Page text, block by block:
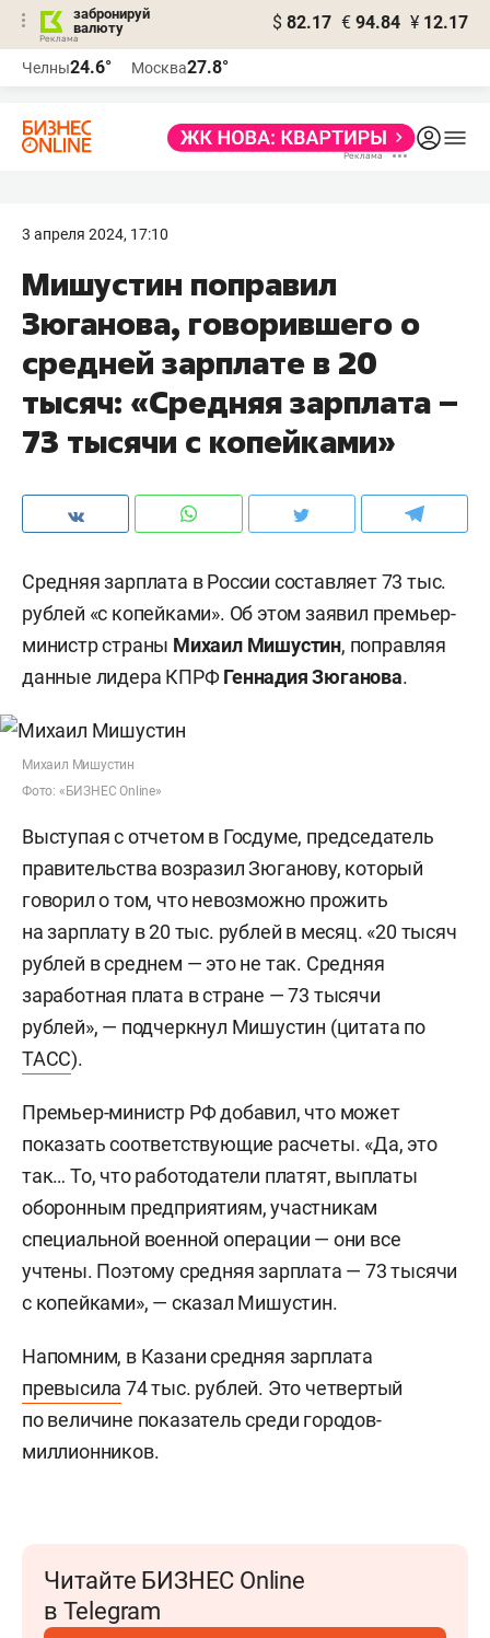
забронируй
валюту
$ 82.17 € 94.84 ¥ 12.17
Челны24.6° Москва27.8°
3 апреля 2024, 17:10
Мишустин поправил
Зюганова, говорившего о
средней зарплате в 20
тысяч: «Средняя зарплата –
73 тысячи с копейками»
Средняя зарплата в России составляет 73 тыс.
рублей «с копейками». Об этом заявил премьер-
министр страны Михаил Мишустин, поправляя
данные лидера КПРФГеннадия Зюганова.
Михаил Мишустин
Фото: «БИЗНЕС Online»
Выступая с отчетом в Госдуме, председатель
правительства возразил Зюганову, который
говорил о том, что невозможно прожить
на зарплату в 20 тыс. рублей в месяц. «20 тысяч
рублей в среднем — это не так. Средняя
заработная плата в стране — 73 тысячи
рублей», — подчеркнул Мишустин (цитата по
ТАСС).
Премьер-министр РФ добавил, что может
показать соответствующие расчеты. «Да, это
так… То, что работодатели платят, выплаты
оборонным предприятиям, участникам
специальной военной операции — они все
учтены. Поэтому средняя зарплата — 73 тысячи
с копейками», — сказал Мишустин.
Напомним, в Казани средняя зарплата
превысила 74 тыс. рублей. Это четвертый
по величине показатель среди городов-
миллионников.
Читайте БИЗНЕС Online
в Telegram